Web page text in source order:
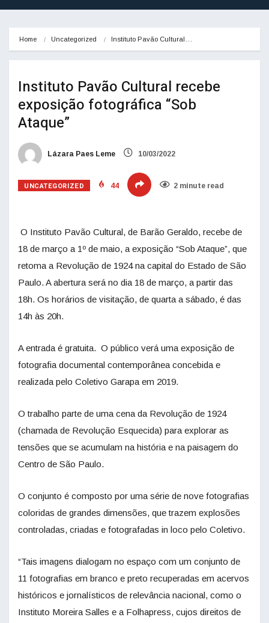
Home Uncategorized Instituto Pavão Cultural…
Instituto Pavão Cultural recebe
exposição fotográfica “Sob
Ataque”
Lázara Paes Leme 10/03/2022
UNCATEGORIZED 44 2 minute read
O Instituto Pavão Cultural, de Barão Geraldo, recebe de
18 de março a 1º de maio, a exposição “Sob Ataque”, que
retoma a Revolução de 1924 na capital do Estado de São
Paulo. A abertura será no dia 18 de março, a partir das
18h. Os horários de visitação, de quarta a sábado, é das
14h às 20h.
A entrada é gratuita. O público verá uma exposição de
fotografia documental contemporânea concebida e
realizada pelo Coletivo Garapa em 2019.
O trabalho parte de uma cena da Revolução de 1924
(chamada de Revolução Esquecida) para explorar as
tensões que se acumulam na história e na paisagem do
Centro de São Paulo.
O conjunto é composto por uma série de nove fotografias
coloridas de grandes dimensões, que trazem explosões
controladas, criadas e fotografadas in loco pelo Coletivo.
“Tais imagens dialogam no espaço com um conjunto de
11 fotografias em branco e preto recuperadas em acervos
históricos e jornalísticos de relevância nacional, como o
Instituto Moreira Salles e a Folhapress, cujos direitos de